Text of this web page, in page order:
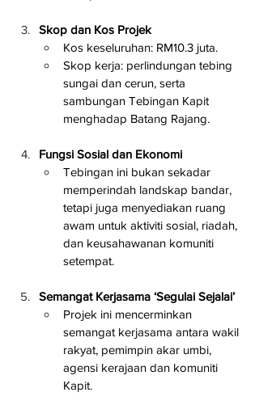
Skop dan Kos Projek
Kos keseluruhan: RM10.3 juta.
Skop kerja: perlindungan tebing
sungai dan cerun, serta
sambungan Tebingan Kapit
menghadap Batang Rajang.
Fungsi Sosial dan Ekonomi
Tebingan ini bukan sekadar
memperindah landskap bandar,
tetapi juga menyediakan ruang
awam untuk aktiviti sosial, riadah,
dan keusahawanan komuniti
setempat.
Semangat Kerjasama ‘Segulai Sejalai’
Projek ini mencerminkan
semangat kerjasama antara wakil
rakyat, pemimpin akar umbi,
agensi kerajaan dan komuniti
Kapit.